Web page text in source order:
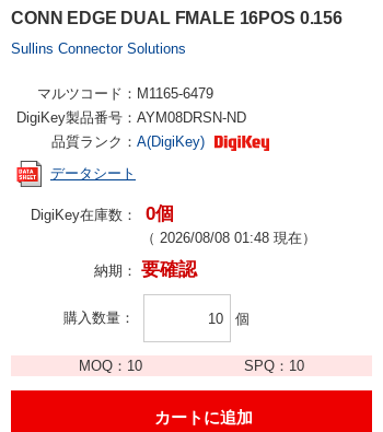
CONN EDGE DUAL FMALE 16POS 0.156
Sullins Connector Solutions
マルツコード： M1165-6479
DigiKey製品番号： AYM08DRSN-ND
品質ランク： A(DigiKey)
データシート
DigiKey在庫数： 0個
（ 2026/08/08 01:48 現在）
納期： 要確認
購入数量 個
MOQ： 10 SPQ： 10